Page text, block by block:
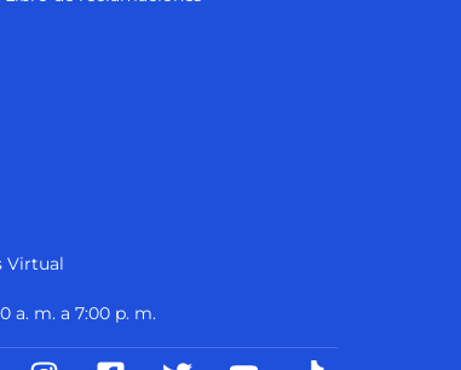
Virtual
a. m. a 7:00 p. m.